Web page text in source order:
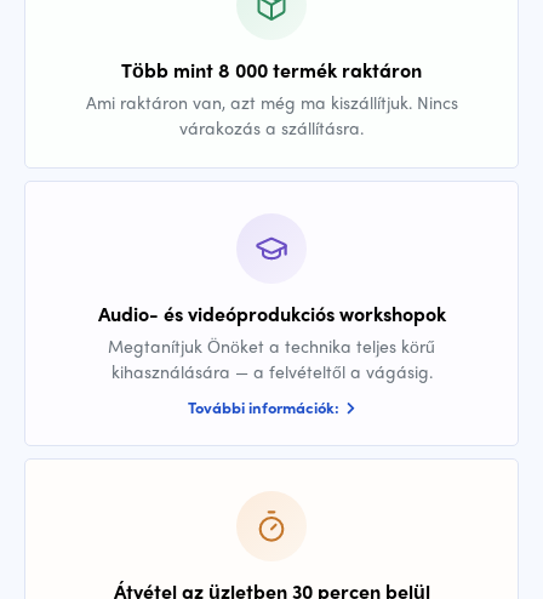
Több mint 8 000 termék raktáron
Ami raktáron van, azt még ma kiszállítjuk. Nincs
várakozás a szállításra.
Audio- és videóprodukciós workshopok
Megtanítjuk Önöket a technika teljes körű
kihasználására — a felvételtől a vágásig.
További információk:
Átvétel az üzletben 30 percen belül